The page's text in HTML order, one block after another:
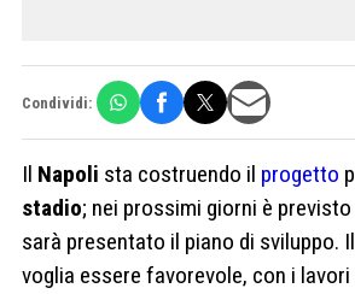
Condividi:
Il Napoli sta costruendo il progetto
stadio; nei prossimi giorni è
sarà presentato il piano di sviluppo.
voglia essere favorevole, con i